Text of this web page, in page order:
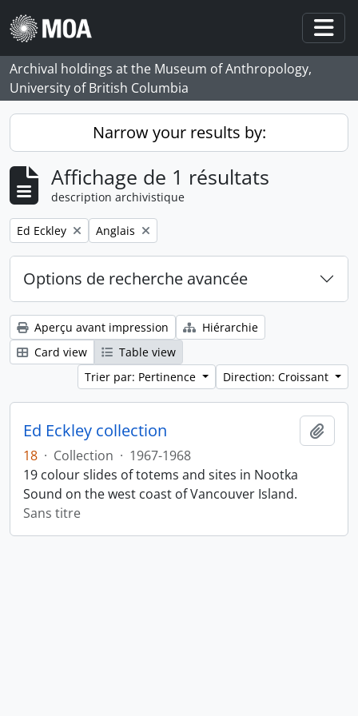
Skip to main content
Archival holdings at the Museum of Anthropology,
University of British Columbia
Narrow your results by:
Affichage de 1 résultats
description archivistique
Remove filter:
Ed Eckley Remove filter:
Anglais
Options de recherche avancée
Aperçu avant impression
Hiérarchie
Card view
Table view
Trier par: Pertinence
Direction: Croissant
Ed Eckley collection
18 · Collection · 1967-1968
19 colour slides of totems and sites in Nootka
Sound on the west coast of Vancouver Island.
Sans titre